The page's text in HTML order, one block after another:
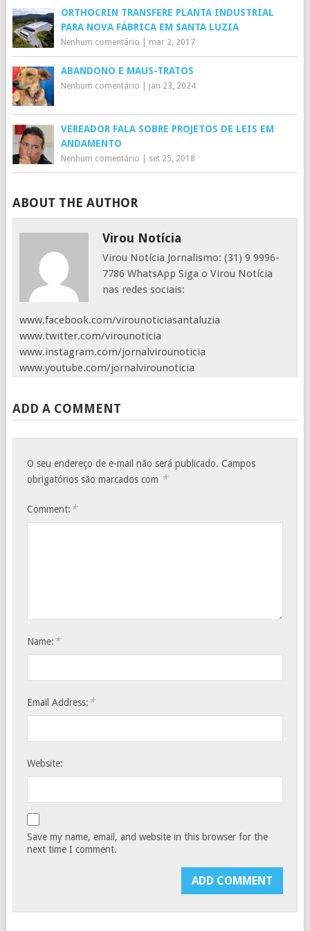
ORTHOCRIN TRANSFERE PLANTA INDUSTRIAL
PARA NOVA FÁBRICA EM SANTA LUZIA
Nenhum comentário mar 2, 2017
ABANDONO E MAUS-TRATOS
Nenhum comentário jan 23, 2024
VEREADOR FALA SOBRE PROJETOS DE LEIS EM
ANDAMENTO
Nenhum comentário set 25, 2018
ABOUT THE AUTHOR
Virou Notícia
Virou Notícia Jornalismo: (31) 9 9996-
7786 WhatsApp Siga o Virou Notícia
nas redes sociais:
www.facebook.com/virounoticiasantaluzia
www.twitter.com/virounoticia
www.instagram.com/jornalvirounoticia
www.youtube.com/jornalvirounoticia
ADD A COMMENT
O seu endereço de e-mail não será publicado. Campos
obrigatórios são marcados com *
Comment: *
Name: *
Email Address: *
Website:
Save my name, email, and website in this browser for the
next time I comment.